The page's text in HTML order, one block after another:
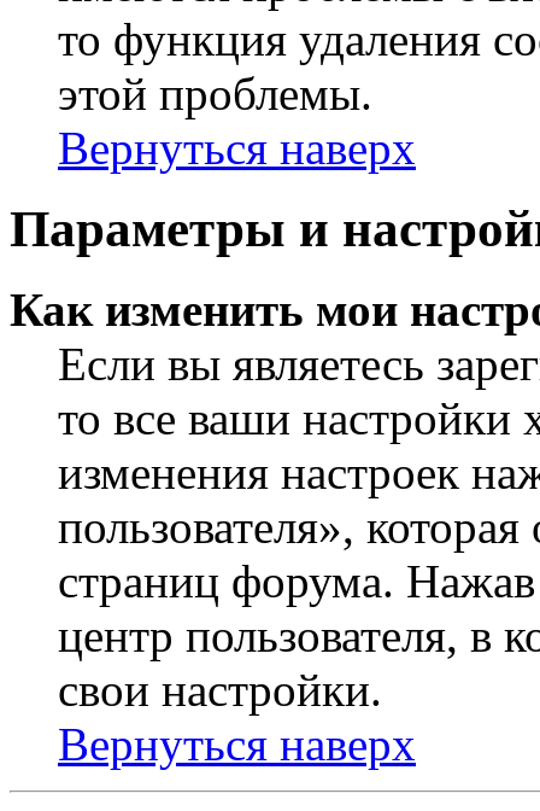
то функция удаления
этой проблемы.
Вернуться наверх
Параметры и
Как изменить мои
Если вы являетесь
то все ваши настройки
изменения настроек
пользователя»,
страниц форума.
центр пользователя, в
свои настройки.
Вернуться наверх